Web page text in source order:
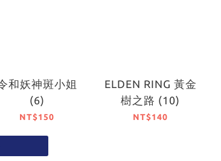
和妖神斑小姐
(6)
NT$150
ELDEN RING 黃金
樹之路 (10)
NT$140